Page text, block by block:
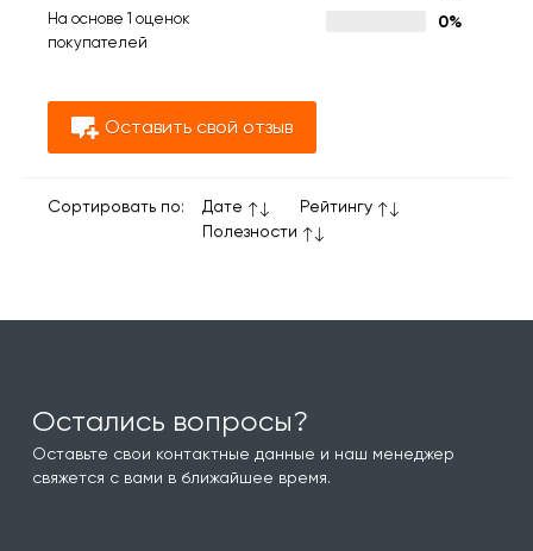
На основе 1 оценок
покупателей
0%
Оставить свой отзыв
Сортировать по: Дате
Рейтингу
Полезности
Остались вопросы?
Оставьте свои контактные данные и наш менеджер
свяжется с вами в ближайшее время.